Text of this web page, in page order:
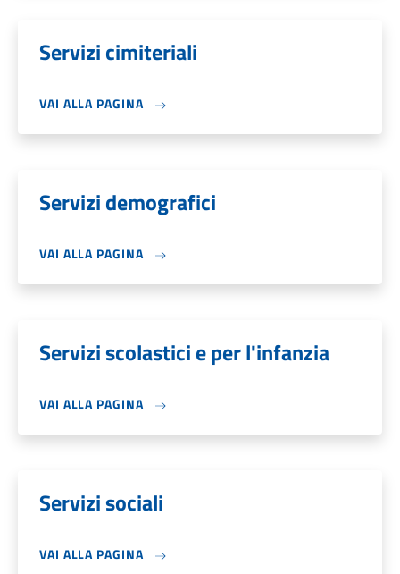
Servizi cimiteriali
VAI ALLA PAGINA
Servizi demografici
VAI ALLA PAGINA
Servizi scolastici e per l'infanzia
VAI ALLA PAGINA
Servizi sociali
VAI ALLA PAGINA